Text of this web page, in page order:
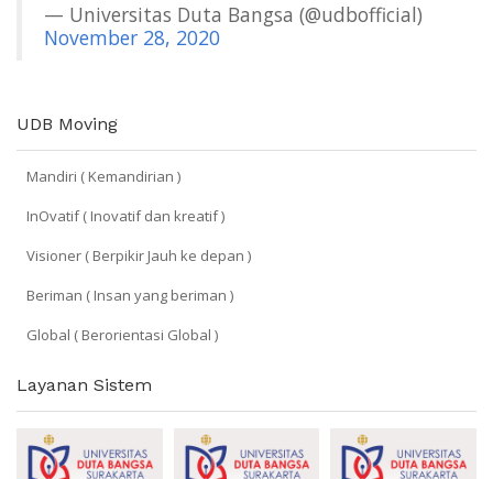
— Universitas Duta Bangsa (@udbofficial)
November 28, 2020
UDB Moving
Mandiri ( Kemandirian )
InOvatif ( Inovatif dan kreatif )
Visioner ( Berpikir Jauh ke depan )
Beriman ( Insan yang beriman )
Global ( Berorientasi Global )
Layanan Sistem